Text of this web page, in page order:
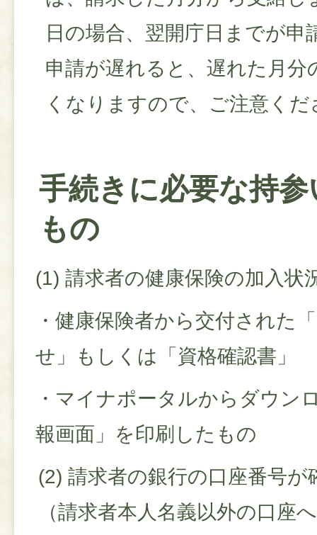
日の場合、翌開庁日までが申
申請が遅れると、遅れた月分
くなりますので、ご注意くだ
手続きに必要な持
もの
(1) 請求者の健康保険の加入状
・健康保険者から交付された
せ」もしくは「資格確認書」
・マイナポータルからダウン
報画面」を印刷したもの
(2) 請求者の銀行の口座番号
（請求者本人名義以外の口座